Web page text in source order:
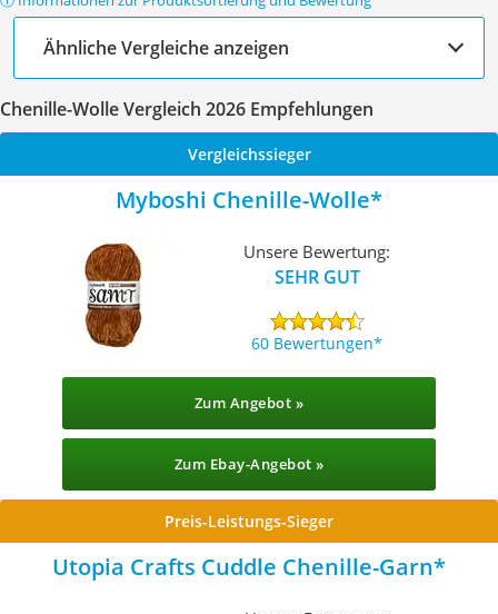
Ähnliche Vergleiche anzeigen
Chenille-Wolle Vergleich 2026 Empfehlungen
Vergleichssieger
Myboshi Chenille-Wolle
Unsere Bewertung:
SEHR GUT
60 Bewertungen
Zum Angebot »
Zum Ebay-Angebot »
Preis-Leistungs-Sieger
Utopia Crafts Cuddle Chenille-Garn